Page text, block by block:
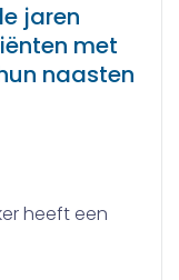
jaren
met
naasten
heeft een